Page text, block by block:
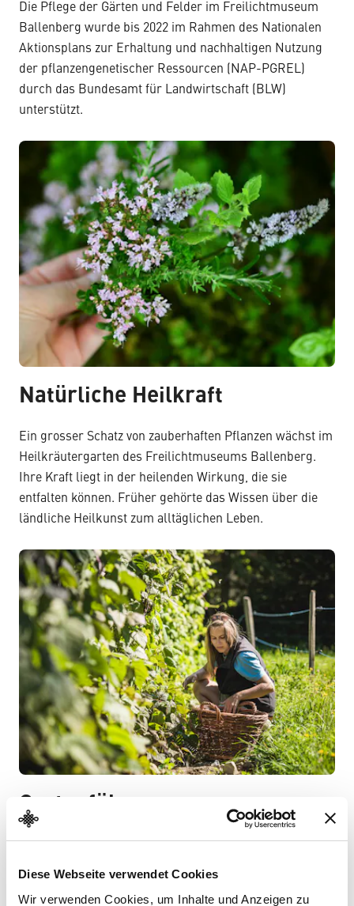
Diese Webseite verwendet Cookies
Wir verwenden Cookies, um Inhalte und Anzeigen zu
Die Pflege der Gärten und Felder im Freilichtmuseum
Ballenberg wurde bis 2022 im Rahmen des Nationalen
Aktionsplans zur Erhaltung und nachhaltigen Nutzung
der pflanzengenetischer Ressourcen (NAP-PGREL)
durch das Bundesamt für Landwirtschaft (BLW)
unterstützt.
Natürliche Heilkraft
Ein grosser Schatz von zauberhaften Pflanzen wächst im
Heilkräutergarten des Freilichtmuseums Ballenberg.
Ihre Kraft liegt in der heilenden Wirkung, die sie
entfalten können. Früher gehörte das Wissen über die
ländliche Heilkunst zum alltäglichen Leben.
Gartenführer
Zum Jahresthema 2020 erschien ein Gartenführer im AT